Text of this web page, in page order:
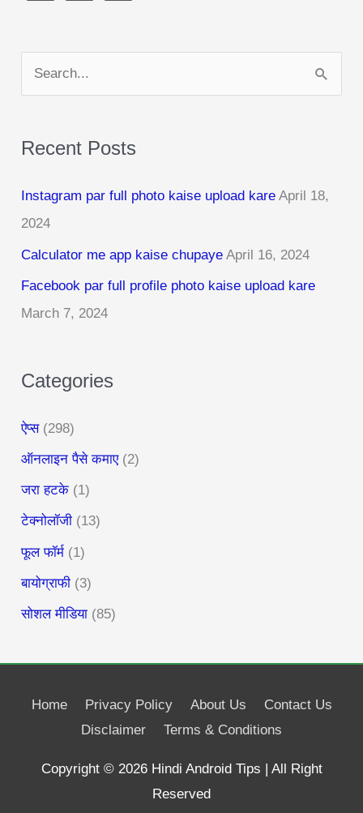
e
r
h
f
o
r
:
Recent Posts
Instagram par full photo kaise upload kare April 18,
2024
Calculator me app kaise chupaye April 16, 2024
Facebook par full profile photo kaise upload kare
March 7, 2024
Categories
ऐप्स(298)
ऑनलाइन पैसे कमाए(2)
जरा हटके (1)
टेक्नोलॉजी (13)
फूल फॉर्म (1)
बायोग्राफी (3)
सोशल मीडिया (85)
Home Privacy Policy About Us
Contact Us
Disclaimer
Terms & Conditions
Copyright © 2026 Hindi Android Tips | All Right
Reserved